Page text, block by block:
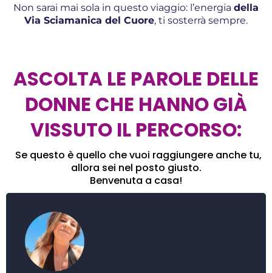
Non sarai mai sola in questo viaggio: l’energia della
Via Sciamanica del Cuore, ti sosterrà sempre.
ASCOLTA LE PAROLE DELLE
DONNE CHE HANNO GIÀ
VISSUTO IL PERCORSO:
Se questo è quello che vuoi raggiungere anche tu,
allora sei nel posto giusto.
Benvenuta a casa!